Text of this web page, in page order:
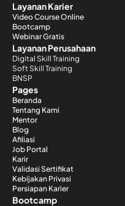
Layanan Karier
Video Course Online
Bootcamp
Webinar Gratis
Layanan Perusahaan
Digital Skill Training
Soft Skill Training
BNSP
Pages
Beranda
Tentang Kami
Mentor
Blog
Afiliasi
Job Portal
Karir
Validasi Sertifikat
Kebijakan Privasi
Persiapan Karier
Bootcamp